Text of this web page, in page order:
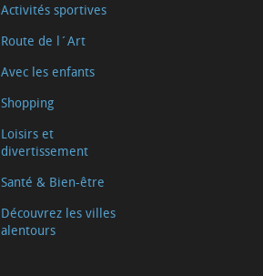
Activités sportives
Route de l´Art
Avec les enfants
Shopping
Loisirs et
divertissement
Santé & Bien-être
Découvrez les villes
alentours